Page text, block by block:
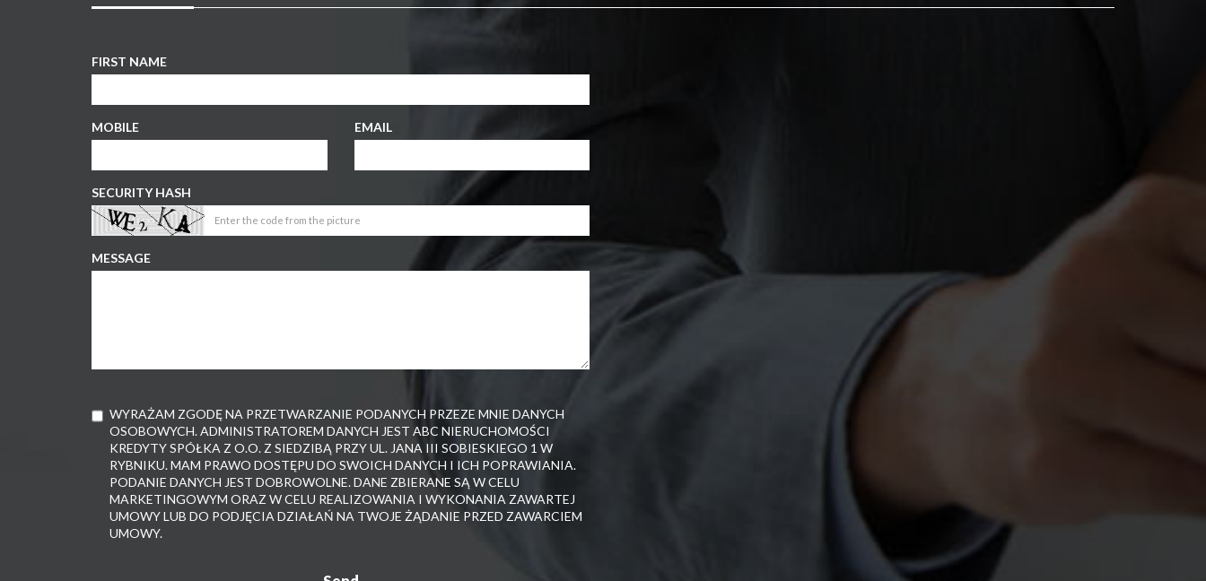
FIRST NAME
MOBILE EMAIL
SECURITY HASH
MESSAGE
WYRAŻAM ZGODĘ NA PRZETWARZANIE PODANYCH PRZEZE MNIE DANYCH
OSOBOWYCH. ADMINISTRATOREM DANYCH JEST ABC NIERUCHOMOŚCI
KREDYTY SPÓŁKA Z O.O. Z SIEDZIBĄ PRZY UL. JANA III SOBIESKIEGO 1 W
RYBNIKU. MAM PRAWO DOSTĘPU DO SWOICH DANYCH I ICH POPRAWIANIA.
PODANIE DANYCH JEST DOBROWOLNE. DANE ZBIERANE SĄ W CELU
MARKETINGOWYM ORAZ W CELU REALIZOWANIA I WYKONANIA ZAWARTEJ
UMOWY LUB DO PODJĘCIA DZIAŁAŃ NA TWOJE ŻĄDANIE PRZED ZAWARCIEM
UMOWY.